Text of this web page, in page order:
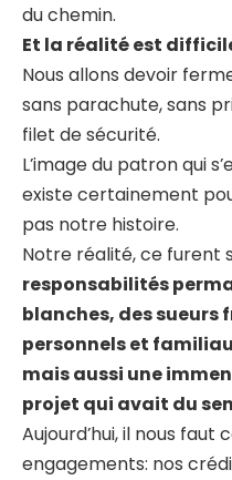
du chemin.
Et la réalité est
Nous allons devoir
sans parachute, sans
filet de sécurité.
L’image du patron qui
existe certainement
pas notre histoire.
Notre réalité, ce furent
responsabilités
blanches, des sueurs
personnels et
mais aussi une
projet qui avait du
Aujourd’hui, il nous faut
engagements: nos